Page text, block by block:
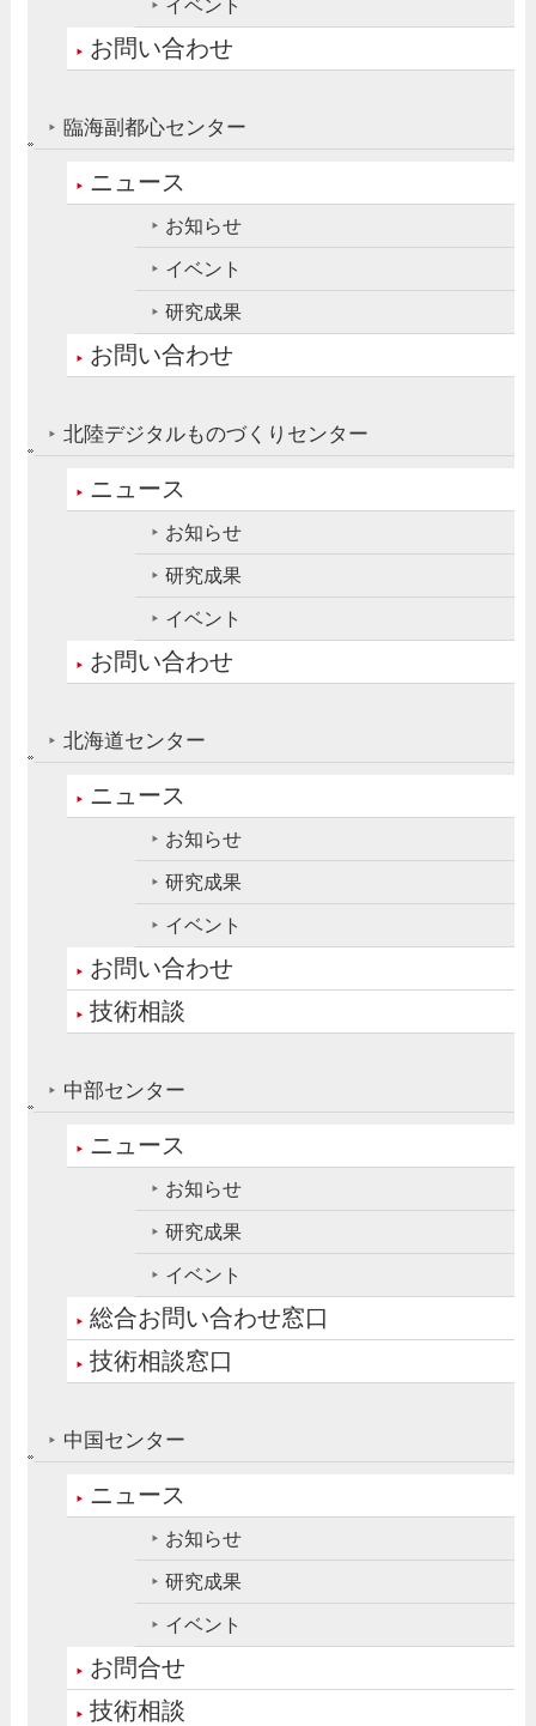
イベント
お問い合わせ
臨海副都心センター
ニュース
お知らせ
イベント
研究成果
お問い合わせ
北陸デジタルものづくりセンター
ニュース
お知らせ
研究成果
イベント
お問い合わせ
北海道センター
ニュース
お知らせ
研究成果
イベント
お問い合わせ
技術相談
中部センター
ニュース
お知らせ
研究成果
イベント
総合お問い合わせ窓口
技術相談窓口
中国センター
ニュース
お知らせ
研究成果
イベント
お問合せ
技術相談